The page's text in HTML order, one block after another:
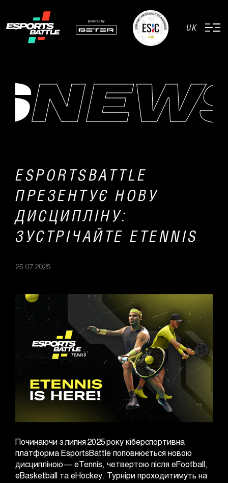
UK
ESPORTSBATTLE
ПРЕЗЕНТУЄ НОВУ
ДИСЦИПЛІНУ:
ЗУСТРІЧАЙТЕ ETENNIS
25.07.2025
Починаючи з липня 2025 року кіберспортивна
платформа EsportsBattle поповнюється новою
дисципліною — eTennis, четвертою після eFootball,
eBasketball та eHockey. Турніри проходитимуть на